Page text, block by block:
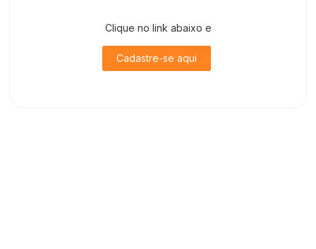
Clique no link abaixo e
Cadastre-se aqui